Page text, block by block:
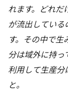
れます。どれだ
が流出してい
す。その中で
分は域外に持
利用して生産
と。